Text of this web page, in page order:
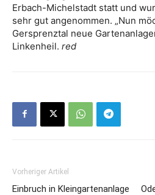
Erbach-Michelstadt statt und
sehr gut angenommen. „Nun
Gersprenztal neue
Linkenheil. red
Vorheriger Artikel
Einbruch in Kleingartenanlage